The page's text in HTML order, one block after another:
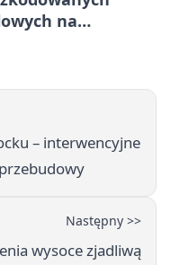
na
– interwencyjne
Następny >>
wysoce zjadliwą